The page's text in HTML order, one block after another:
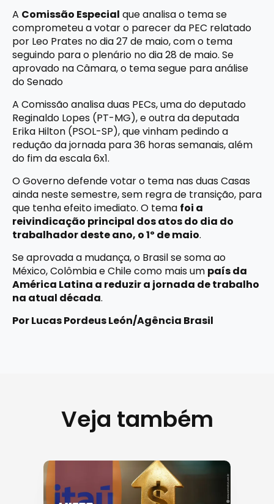
A Comissão Especial que analisa o tema se
comprometeu a votar o parecer da PEC relatado
por Leo Prates no dia 27 de maio, com o tema
seguindo para o plenário no dia 28 de maio. Se
aprovado na Câmara, o tema segue para análise
do Senado
A Comissão analisa duas PECs, uma do deputado
Reginaldo Lopes (PT-MG), e outra da deputada
Erika Hilton (PSOL-SP), que vinham pedindo a
redução da jornada para 36 horas semanais, além
do fim da escala 6x1.
O Governo defende votar o tema nas duas Casas
ainda neste semestre, sem regra de transição, para
que tenha efeito imediato. O tema foi a
reivindicação principal dos atos do dia do
trabalhador deste ano, o 1º de maio.
Se aprovada a mudança, o Brasil se soma ao
México, Colômbia e Chile como mais um país da
América Latina a reduzir a jornada de trabalho
na atual década.
Por Lucas Pordeus León/Agência Brasil
Veja também